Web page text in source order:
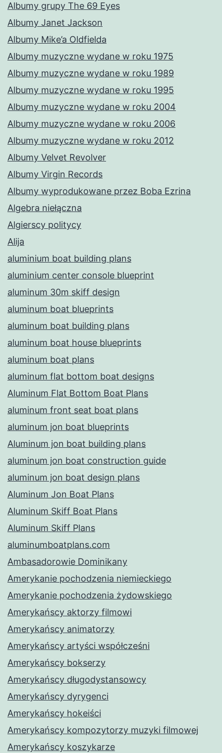
Albumy grupy The 69 Eyes
Albumy Janet Jackson
Albumy Mike’a Oldfielda
Albumy muzyczne wydane w roku 1975
Albumy muzyczne wydane w roku 1989
Albumy muzyczne wydane w roku 1995
Albumy muzyczne wydane w roku 2004
Albumy muzyczne wydane w roku 2006
Albumy muzyczne wydane w roku 2012
Albumy Velvet Revolver
Albumy Virgin Records
Albumy wyprodukowane przez Boba Ezrina
Algebra niełączna
Algierscy politycy
Alija
aluminium boat building plans
aluminium center console blueprint
aluminum 30m skiff design
aluminum boat blueprints
aluminum boat building plans
aluminum boat house blueprints
aluminum boat plans
aluminum flat bottom boat designs
Aluminum Flat Bottom Boat Plans
aluminum front seat boat plans
aluminum jon boat blueprints
Aluminum jon boat building plans
aluminum jon boat construction guide
aluminum jon boat design plans
Aluminum Jon Boat Plans
Aluminum Skiff Boat Plans
Aluminum Skiff Plans
aluminumboatplans.com
Ambasadorowie Dominikany
Amerykanie pochodzenia niemieckiego
Amerykanie pochodzenia żydowskiego
Amerykańscy aktorzy filmowi
Amerykańscy animatorzy
Amerykańscy artyści współcześni
Amerykańscy bokserzy
Amerykańscy długodystansowcy
Amerykańscy dyrygenci
Amerykańscy hokeiści
Amerykańscy kompozytorzy muzyki filmowej
Amerykańscy koszykarze